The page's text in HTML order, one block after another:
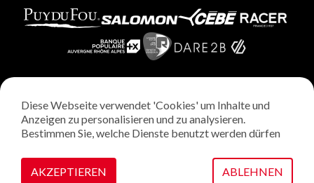
Rechtliche Hinweise
Datenschutzrichtlinie
Verwaltung von Cookies
Diese Webseite verwendet 'Cookies' um Inhalte und
Anzeigen zu personalisieren und zu analysieren.
Bestimmen Sie, welche Dienste benutzt werden dürfen
AKZEPTIEREN ABLEHNEN